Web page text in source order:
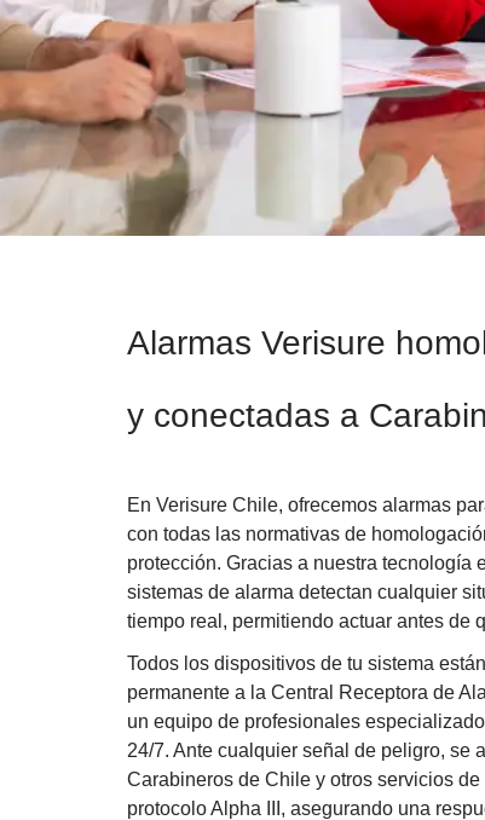
Alarmas Verisure
y conectadas a
En Verisure Chile, ofrecemos alarmas
con todas las normativas de
protección. Gracias a nuestra
sistemas de alarma detectan cualquier
tiempo real, permitiendo actuar antes de
Todos los dispositivos de tu sistema
permanente a la Central Receptora de
un equipo de profesionales
24/7. Ante cualquier señal de peligro, se
Carabineros de Chile y otros servicios de
protocolo Alpha III, asegurando una